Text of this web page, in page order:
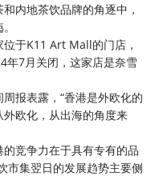
内地茶饮品牌的角逐中，
于K11 Art Mall的门店，
年7月关闭，这家店是奈雪
报表露，“香港是外欧化的
欧化，从出海的角度来
竞争力在于具有专有的品
市集翌日的发展趋势主要侧